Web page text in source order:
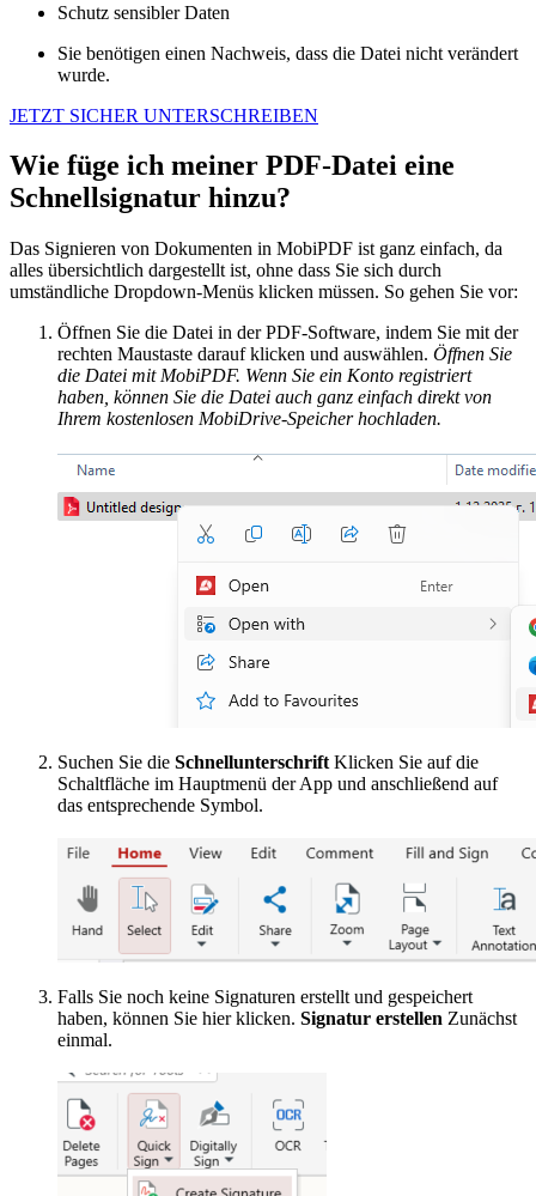
Schutz sensibler Daten
Sie benötigen einen Nachweis, dass die Datei nicht verändert
wurde.
JETZT SICHER UNTERSCHREIBEN
Wie füge ich meiner PDF-Datei eine
Schnellsignatur hinzu?
Das Signieren von Dokumenten in MobiPDF ist ganz einfach, da
alles übersichtlich dargestellt ist, ohne dass Sie sich durch
umständliche Dropdown-Menüs klicken müssen. So gehen Sie vor:
Öffnen Sie die Datei in der PDF-Software, indem Sie mit der
rechten Maustaste darauf klicken und auswählen. Öffnen Sie
die Datei mit MobiPDF. Wenn Sie ein Konto registriert
haben, können Sie die Datei auch ganz einfach direkt von
Ihrem kostenlosen MobiDrive-Speicher hochladen.
Suchen Sie die Schnellunterschrift Klicken Sie auf die
Schaltfläche im Hauptmenü der App und anschließend auf
das entsprechende Symbol.
Falls Sie noch keine Signaturen erstellt und gespeichert
haben, können Sie hier klicken. Signatur erstellen Zunächst
einmal.